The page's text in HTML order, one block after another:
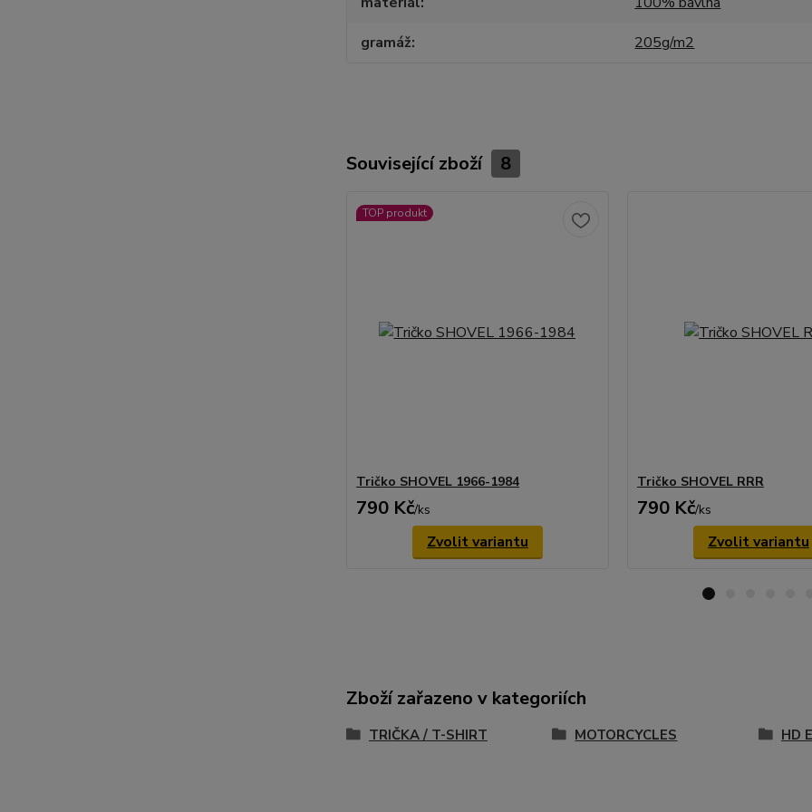
gramáž
205g/m2
Související zboží 8
TOP produkt
Tričko SHOVEL 1966-1984
790 Kč/ks
Zvolit variantu
Tričko SHOVEL RRR
790 Kč/ks
Zvolit variantu
Zboží zařazeno v kategoriích
TRIČKA / T-SHIRT MOTORCYCLES HD